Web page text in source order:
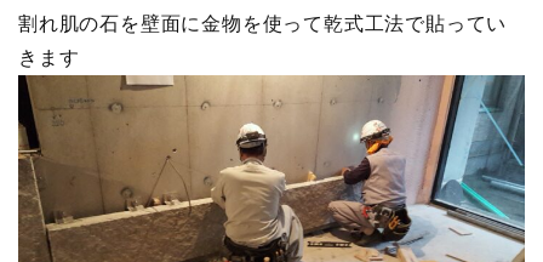
割れ肌の石を壁面に金物を使って乾式工法で貼ってい
きます